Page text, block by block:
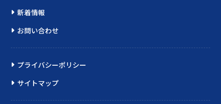
新着情報
お問い合わせ
プライバシーポリシー
サイトマップ